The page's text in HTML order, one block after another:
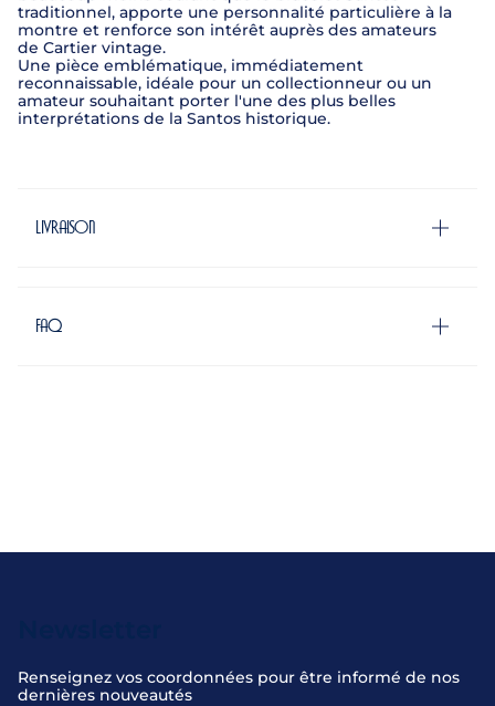
traditionnel, apporte une personnalité particulière à la
montre et renforce son intérêt auprès des amateurs
de Cartier vintage.
Une pièce emblématique, immédiatement
reconnaissable, idéale pour un collectionneur ou un
amateur souhaitant porter l'une des plus belles
interprétations de la Santos historique.
Livraison
FAQ
Renseignez vos coordonnées pour être informé de nos
dernières nouveautés